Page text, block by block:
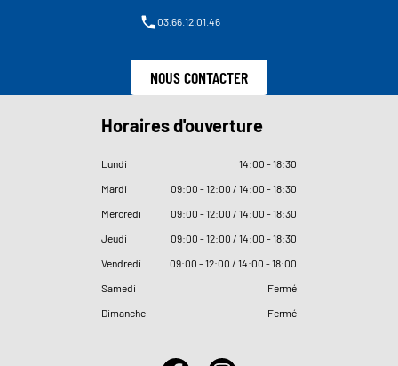
03.66.12.01.46
NOUS CONTACTER
Horaires d'ouverture
Lundi 14:00 - 18:30
Mardi
09:00 - 12:00 / 14:00 - 18:30
Mercredi
09:00 - 12:00 / 14:00 - 18:30
Jeudi
09:00 - 12:00 / 14:00 - 18:30
Vendredi
09:00 - 12:00 / 14:00 - 18:00
Samedi
Fermé
Dimanche
Fermé